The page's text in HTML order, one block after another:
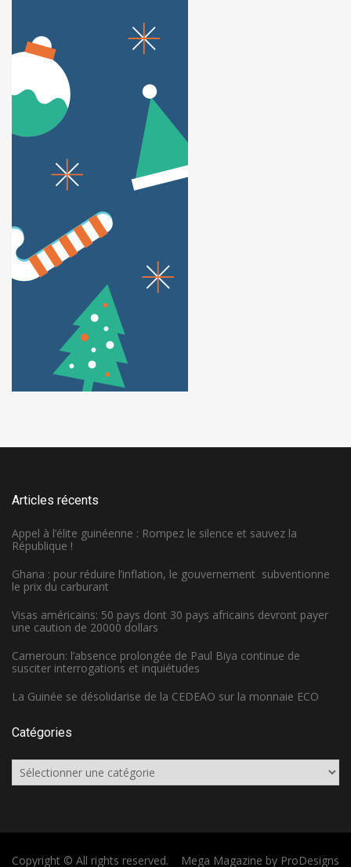
Articles récents
Appel à l’élite guinéenne : Rompez le silence et sauvez la
République !
Ghana : pour réduire l’inflation, le gouvernement subventionne
le prix du carburant
Visas américains: 50 pays dont 30 pays africains devront payer
une caution de 20000 dollars
Cameroun: l’absence prolongée de Paul Biya continue de
susciter interrogations et inquiétudes
La Guinée se désolidarise de la CEDEAO sur la monnaie ECO
Catégories
Catégories
Copyright © All rights reserved. Mega Magazine by ProDesigns